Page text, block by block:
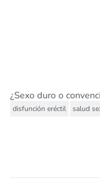
¿Sexo duro o
disfunción eréctil salud